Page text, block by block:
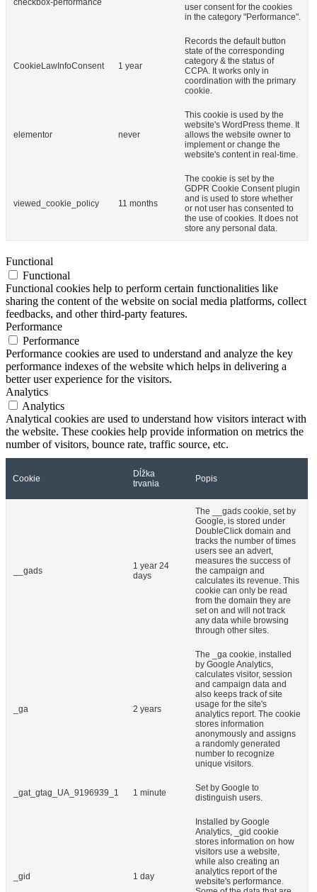
checkbox-performance
user consent for the cookies
in the category "Performance".
CookieLawInfoConsent 1 year
Records the default button
state of the corresponding
category & the status of
CCPA. It works only in
coordination with the primary
cookie.
elementor never
This cookie is used by the
website's WordPress theme. It
allows the website owner to
implement or change the
website's content in real-time.
viewed_cookie_policy 11 months
The cookie is set by the
GDPR Cookie Consent plugin
and is used to store whether
or not user has consented to
the use of cookies. It does not
store any personal data.
Functional
Functional
Functional cookies help to perform certain functionalities like
sharing the content of the website on social media platforms, collect
feedbacks, and other third-party features.
Performance
Performance
Performance cookies are used to understand and analyze the key
performance indexes of the website which helps in delivering a
better user experience for the visitors.
Analytics
Analytics
Analytical cookies are used to understand how visitors interact with
the website. These cookies help provide information on metrics the
number of visitors, bounce rate, traffic source, etc.
Cookie
Dĺžka
trvania
Popis
__gads
1 year 24
days
The __gads cookie, set by
Google, is stored under
DoubleClick domain and
tracks the number of times
users see an advert,
measures the success of
the campaign and
calculates its revenue. This
cookie can only be read
from the domain they are
set on and will not track
any data while browsing
through other sites.
_ga 2 years
The _ga cookie, installed
by Google Analytics,
calculates visitor, session
and campaign data and
also keeps track of site
usage for the site's
analytics report. The cookie
stores information
anonymously and assigns
a randomly generated
number to recognize
unique visitors.
_gat_gtag_UA_9196939_1 1 minute
Set by Google to
distinguish users.
_gid 1 day
Installed by Google
Analytics, _gid cookie
stores information on how
visitors use a website,
while also creating an
analytics report of the
website's performance.